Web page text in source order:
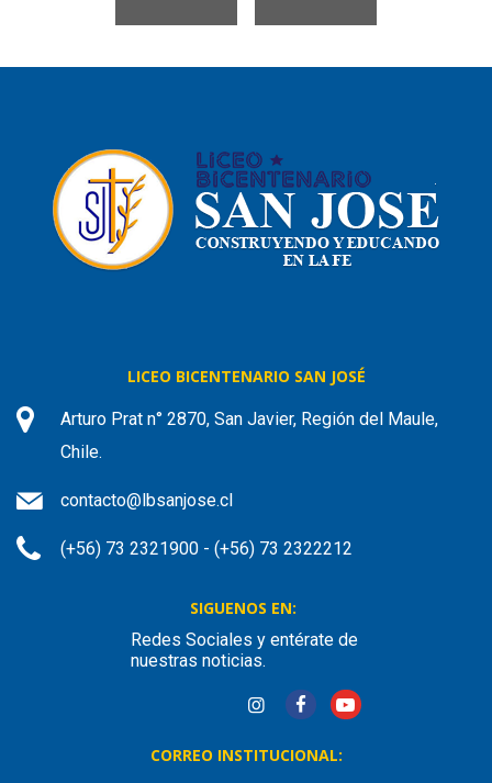
LICEO BICENTENARIO SAN JOSÉ
Arturo Prat n° 2870, San Javier, Región del Maule,
Chile.
contacto@lbsanjose.cl
(+56) 73 2321900 - (+56) 73 2322212
SIGUENOS EN:
Redes Sociales y entérate de
nuestras noticias.
CORREO INSTITUCIONAL: